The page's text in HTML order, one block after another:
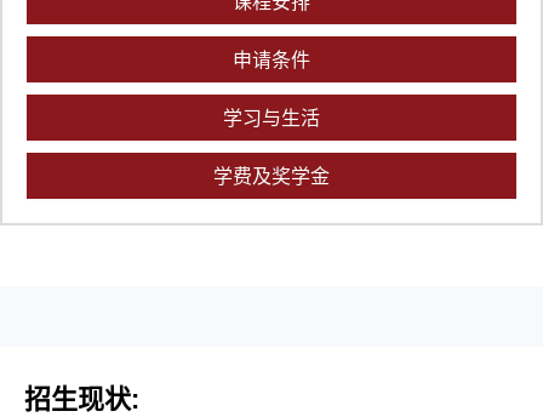
申请条件
学习与生活
学费及奖学金
招生现状: